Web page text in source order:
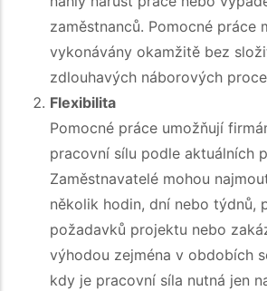
zaměstnanců. Pomocné práce
vykonávány okamžitě bez
zdlouhavých náborových
Flexibilita
Pomocné práce umožňují
pracovní sílu podle aktuálních
Zaměstnavatelé mohou
několik hodin, dní nebo týdnů,
požadavků projektu nebo
výhodou zejména v obdobích
kdy je pracovní síla nutná jen